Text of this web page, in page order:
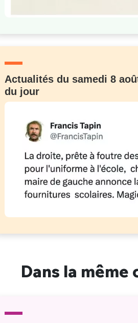
Actualités du samedi 8
du jour
Dans la